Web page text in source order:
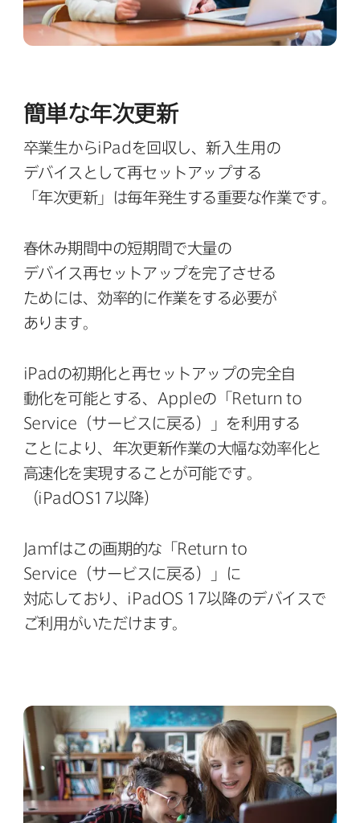
簡単な​年次更新
卒業生からiPad を​回収し、​新入生用の​
デバイスと​して​再セットアップする​
「年次更新」は​毎年​発生する​重要な​作業です。
春休み期間中の​短期間で​大量の​
デバイス再セットアップを​完了させる​
ためには、​効率的に​作業を​する​必要が​
あります。
iPad の​初期化と​再セットアップの​完全自​
動化を​可能と​する、 Appleの​「 Return to
Service （サービスに​戻る）」を​利用する​
ことに​より、​年次更新作業の​大幅な​効率化と​
高速化を​実現する​ことが​可能です。​
（iPadOS17以降）
Jamfは​この​画期的な​「 Return to
Service （サービスに​戻る）」に​
対応しており、 iPadOS 17以降の​デバイスで​
ご利用が​いただけます。